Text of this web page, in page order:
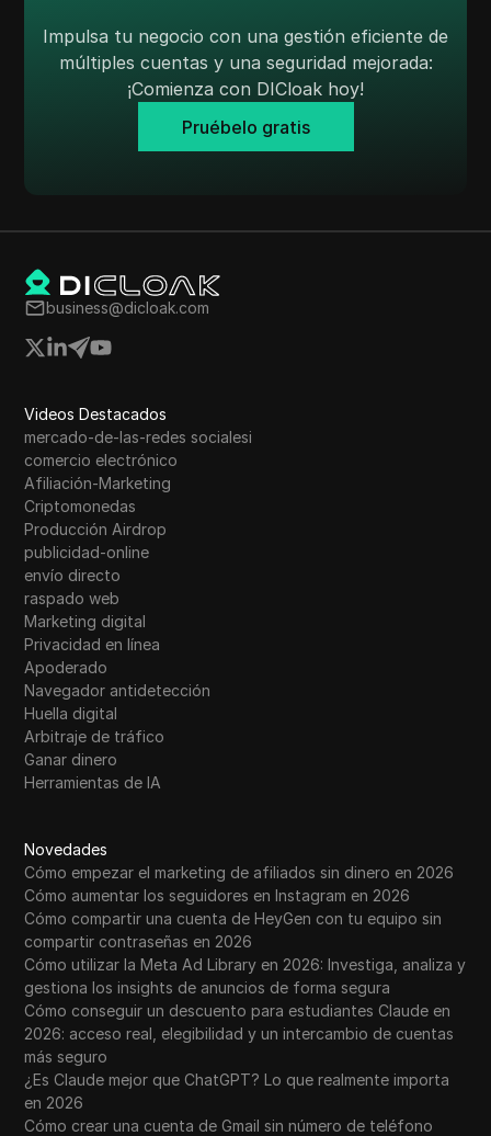
VKontakte
Mercado de Walmart
WebMoney
Western Union
WhatsApp Business
Deseo
Yahoo Gemini
YouTube Premium
Zalando
Zelle
Impulsa tu negocio con una gestión eficiente de
múltiples cuentas y una seguridad mejorada:
¡Comienza con DICloak hoy!
Pruébelo gratis
business@dicloak.com
Videos Destacados
mercado-de-las-redes socialesi
comercio electrónico
Afiliación-Marketing
Criptomonedas
Producción Airdrop
publicidad-online
envío directo
raspado web
Marketing digital
Privacidad en línea
Apoderado
Navegador antidetección
Huella digital
Arbitraje de tráfico
Ganar dinero
Herramientas de IA
Novedades
Cómo empezar el marketing de afiliados sin dinero en 2026
Cómo aumentar los seguidores en Instagram en 2026
Cómo compartir una cuenta de HeyGen con tu equipo sin
compartir contraseñas en 2026
Cómo utilizar la Meta Ad Library en 2026: Investiga, analiza y
gestiona los insights de anuncios de forma segura
Cómo conseguir un descuento para estudiantes Claude en
2026: acceso real, elegibilidad y un intercambio de cuentas
más seguro
¿Es Claude mejor que ChatGPT? Lo que realmente importa
en 2026
Cómo crear una cuenta de Gmail sin número de teléfono